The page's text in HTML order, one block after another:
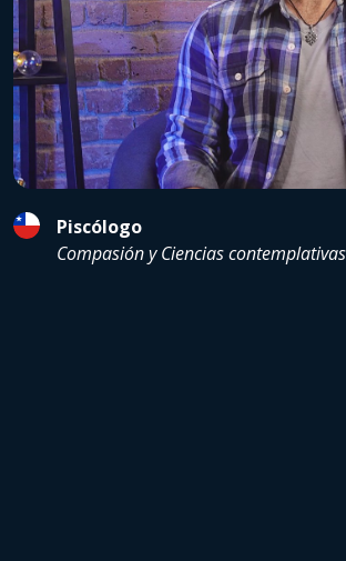
Piscólogo
Compasión y Ciencias contemplativas